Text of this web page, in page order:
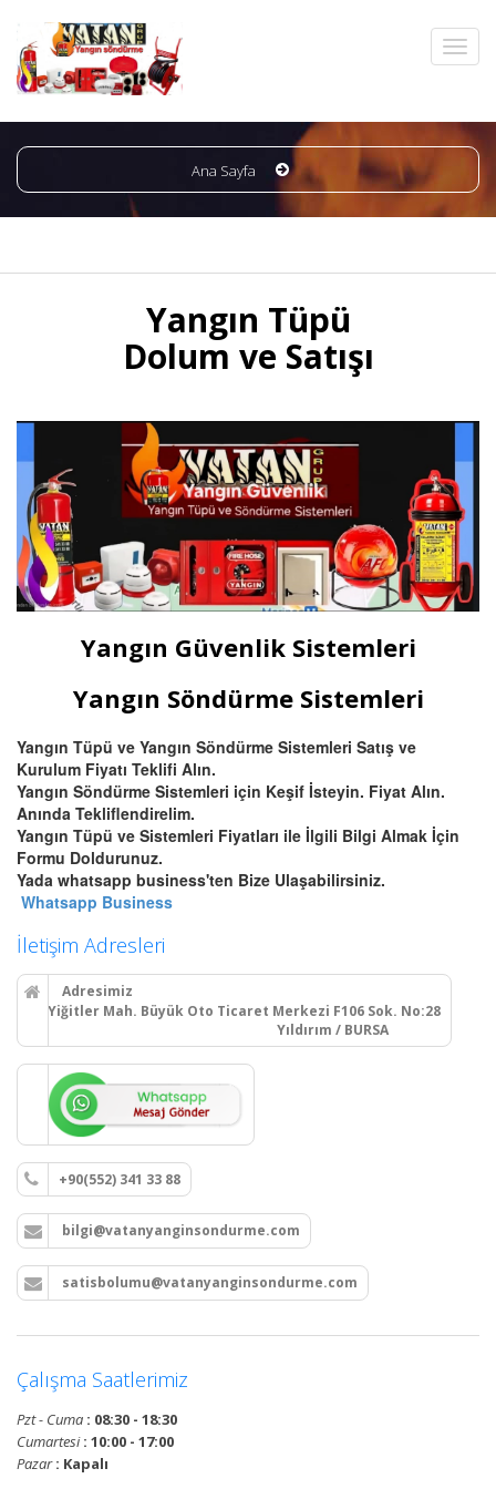
Ana Sayfa
Yangın Tüpü
Dolum ve Satışı
Yangın Güvenlik Sistemleri
Yangın Söndürme Sistemleri
Yangın Tüpü ve Yangın Söndürme Sistemleri Satış ve
Kurulum Fiyatı Teklifi Alın.
Yangın Söndürme Sistemleri için Keşif İsteyin. Fiyat Alın.
Anında Tekliflendirelim.
Yangın Tüpü ve Sistemleri Fiyatları ile İlgili Bilgi Almak İçin
Formu Doldurunuz.
Yada whatsapp business'ten Bize Ulaşabilirsiniz.
Whatsapp Business
İletişim Adresleri
Adresimiz
Yiğitler Mah. Büyük Oto Ticaret Merkezi F106 Sok. No:28
Yıldırım / BURSA
+90(552) 341 33 88
bilgi@vatanyanginsondurme.com
satisbolumu@vatanyanginsondurme.com
Çalışma Saatlerimiz
Pzt - Cuma : 08:30 - 18:30
Cumartesi: 10:00 - 17:00
Pazar: Kapalı